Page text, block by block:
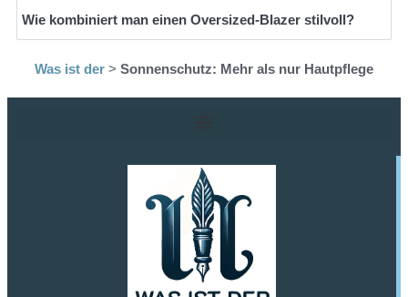
Wie kombiniert man einen Oversized-Blazer stilvoll?
Was ist der > Sonnenschutz: Mehr als nur Hautpflege